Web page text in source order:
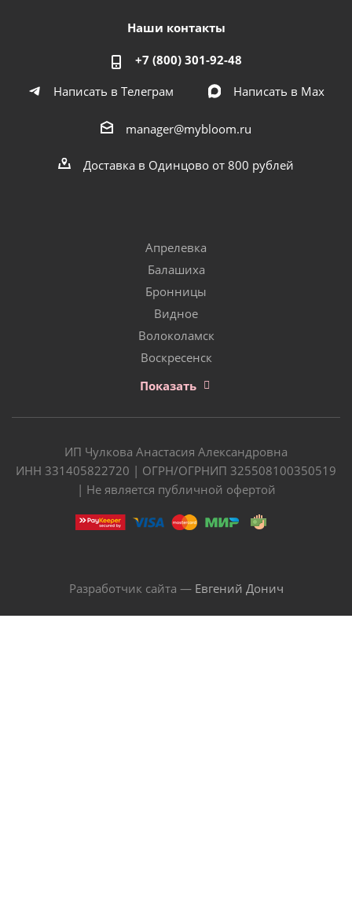
Наши контакты
+7 (800) 301-92-48
Написать в Телеграм
Написать в Мах
manager@mybloom.ru
Доставка в Одинцово от 800 рублей
Апрелевка
Балашиха
Бронницы
Видное
Волоколамск
Воскресенск
Показать
ИП Чулкова Анастасия Александровна
ИНН 331405822720 | ОГРН/ОГРНИП 325508100350519
| Не является публичной офертой
Разработчик сайта — Евгений Донич